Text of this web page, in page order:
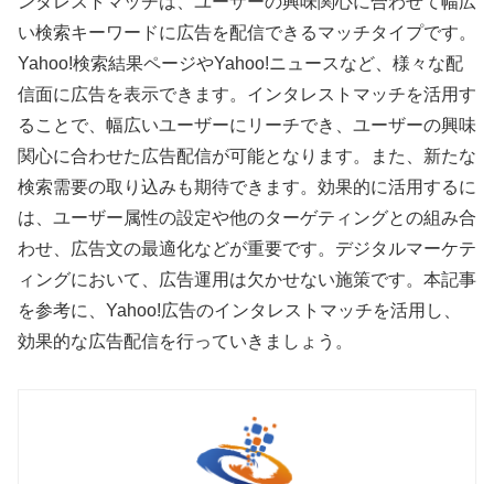
い検索キーワードに広告を配信できるマッチタイプです。
Yahoo!検索結果ページやYahoo!ニュースなど、様々な配
信面に広告を表示できます。インタレストマッチを活用す
ることで、幅広いユーザーにリーチでき、ユーザーの興味
関心に合わせた広告配信が可能となります。また、新たな
検索需要の取り込みも期待できます。効果的に活用するに
は、ユーザー属性の設定や他のターゲティングとの組み合
わせ、広告文の最適化などが重要です。デジタルマーケテ
ィングにおいて、広告運用は欠かせない施策です。本記事
を参考に、Yahoo!広告のインタレストマッチを活用し、
効果的な広告配信を行っていきましょう。